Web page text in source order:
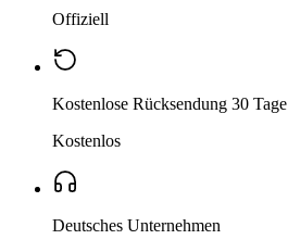
Offiziell
Kostenlose Rücksendung 30 Tage
Kostenlos
Deutsches Unternehmen